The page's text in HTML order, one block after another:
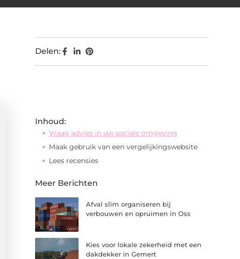
Delen:
Inhoud:
Vraag advies in uw sociale omgeving
Maak gebruik van een vergelijkingswebsite
Lees recensies
Meer Berichten
Afval slim organiseren bij
verbouwen en opruimen in Oss
Kies voor lokale zekerheid met een
dakdekker in Gemert